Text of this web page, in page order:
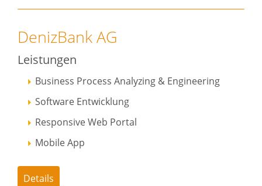
DenizBank AG
Leistungen
Business Process Analyzing & Engineering
Software Entwicklung
Responsive Web Portal
Mobile App
Details